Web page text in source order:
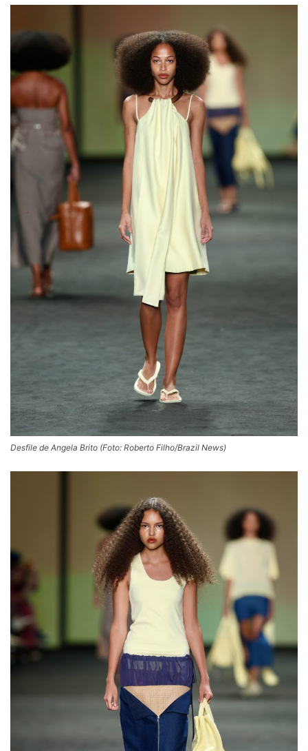
Desfile de Angela Brito (Foto: Roberto Filho/Brazil News)